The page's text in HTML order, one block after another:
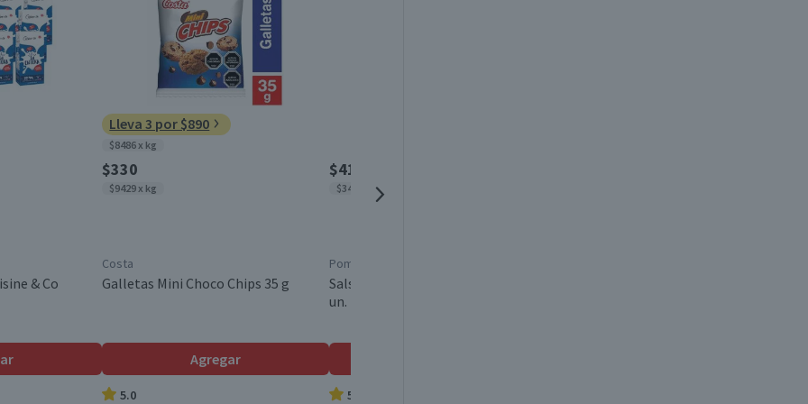
1,4
0
Caja
Válida hasta su fecha de caducidad
& Co
Lleva 3 por $890
$8486 x kg
$330
$9429 x kg
Costa
Galletas Mini Choco Chips 35 g
Agregar
5.0
$4150
$3458 x kg
Pomarola
Salsa de Tomate Pomarola 200 g 6
un.
5.0